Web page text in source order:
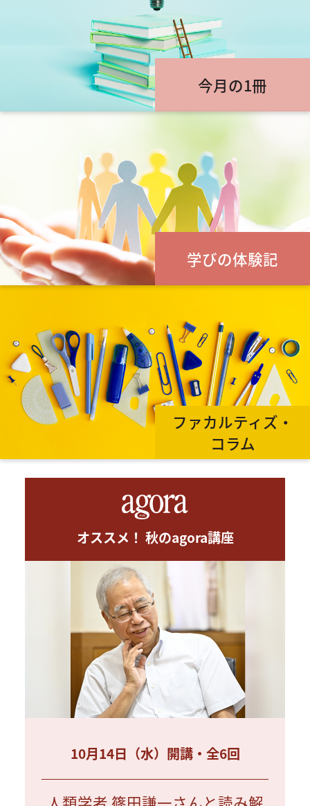
今月の1冊
学びの体験記
ファカルティズ・
コラム
オススメ！ 秋のagora講座
10月14日（水）開講・全6回